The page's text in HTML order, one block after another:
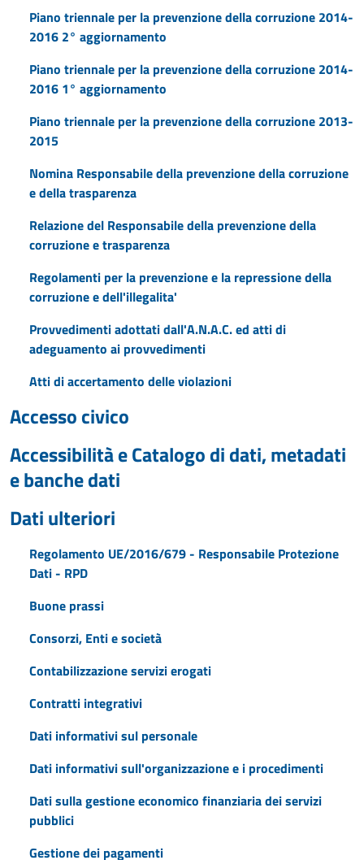
Piano triennale per la prevenzione della corruzione 2014-
2016 2° aggiornamento
Piano triennale per la prevenzione della corruzione 2014-
2016 1° aggiornamento
Piano triennale per la prevenzione della corruzione 2013-
2015
Nomina Responsabile della prevenzione della corruzione
e della trasparenza
Relazione del Responsabile della prevenzione della
corruzione e trasparenza
Regolamenti per la prevenzione e la repressione della
corruzione e dell'illegalita'
Provvedimenti adottati dall'A.N.A.C. ed atti di
adeguamento ai provvedimenti
Atti di accertamento delle violazioni
Accesso civico
Accessibilità e Catalogo di dati, metadati
e banche dati
Dati ulteriori
Regolamento UE/2016/679 - Responsabile Protezione
Dati - RPD
Buone prassi
Consorzi, Enti e società
Contabilizzazione servizi erogati
Contratti integrativi
Dati informativi sul personale
Dati informativi sull'organizzazione e i procedimenti
Dati sulla gestione economico finanziaria dei servizi
pubblici
Gestione dei pagamenti